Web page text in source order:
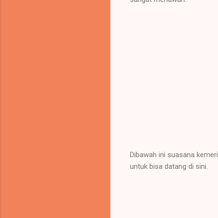
Dibawah ini suasana
untuk bisa datang di sini.